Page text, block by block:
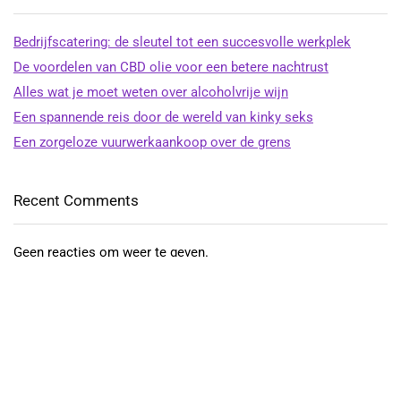
Bedrijfscatering: de sleutel tot een succesvolle werkplek
De voordelen van CBD olie voor een betere nachtrust
Alles wat je moet weten over alcoholvrije wijn
Een spannende reis door de wereld van kinky seks
Een zorgeloze vuurwerkaankoop over de grens
Recent Comments
Geen reacties om weer te geven.